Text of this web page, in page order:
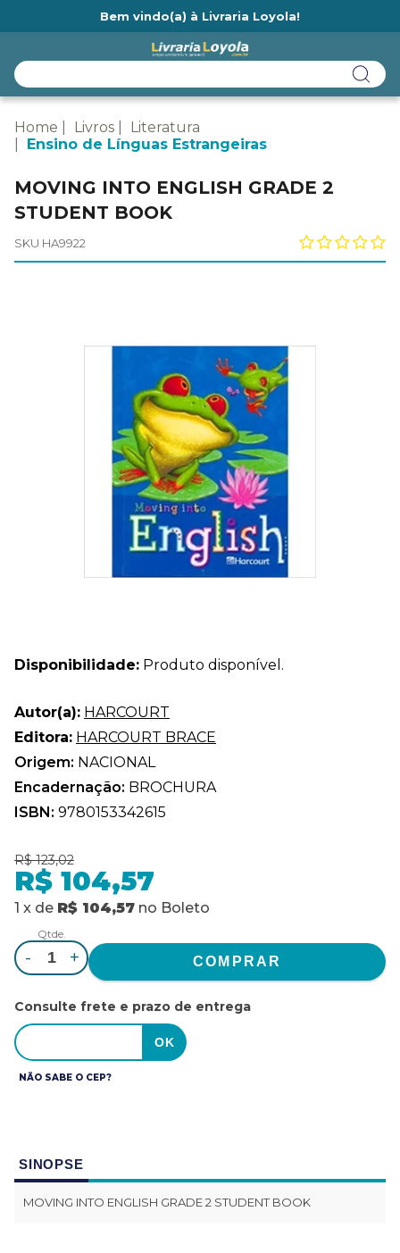
Bem vindo(a) à Livraria Loyola!
Home Livros
Literatura
Ensino de Línguas Estrangeiras
MOVING INTO ENGLISH GRADE 2
STUDENT BOOK
SKU HA9922
Disponibilidade: Produto disponível.
Autor(a): HARCOURT
Editora: HARCOURT BRACE
Origem: NACIONAL
Encadernação: BROCHURA
ISBN: 9780153342615
R$ 123,02
R$ 104,57
1 x de R$ 104,57 no Boleto
Qtde.
- +
Consulte frete e prazo de entrega
NÃO SABE O CEP?
SINOPSE
MOVING INTO ENGLISH GRADE 2 STUDENT BOOK